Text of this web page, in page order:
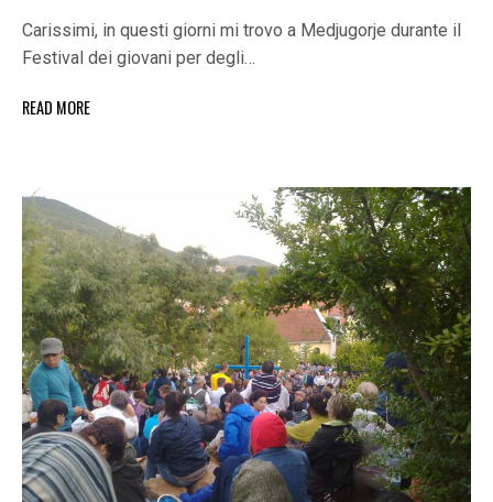
Carissimi, in questi giorni mi trovo a Medjugorje durante il
Festival dei giovani per degli…
READ MORE